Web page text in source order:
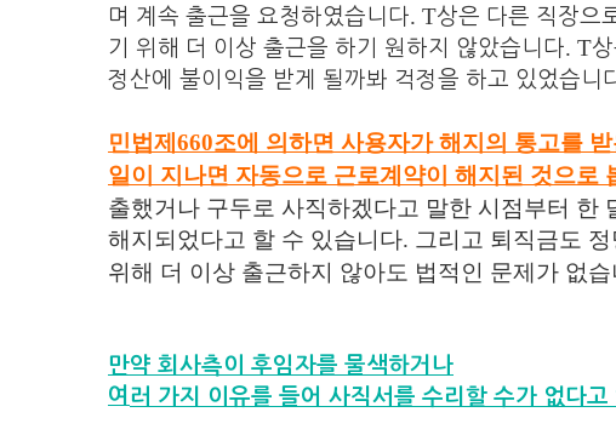
며 계속 출근을 요청하였습니다. T상은 다른 직장으
기 위해 더 이상 출근을 하기 원하지 않았습니다. T
정산에 불이익을 받게 될까봐 걱정을 하고 있었습니
민법제 660조에 의하면 사용자가 해지의 통고를 받
일이 지나면 자동으로 근로계약이 해지된 것으로
출했거나 구두로 사직하겠다고 말한 시점부터 한
해지되었다고 할 수 있습니다. 그리고 퇴직금도
위해 더 이상 출근하지 않아도 법적인 문제가 없
만약 회사측이 후임자를 물색하거나
여 러 가지 이유를 들어 사직서를 수리할 수가 없다